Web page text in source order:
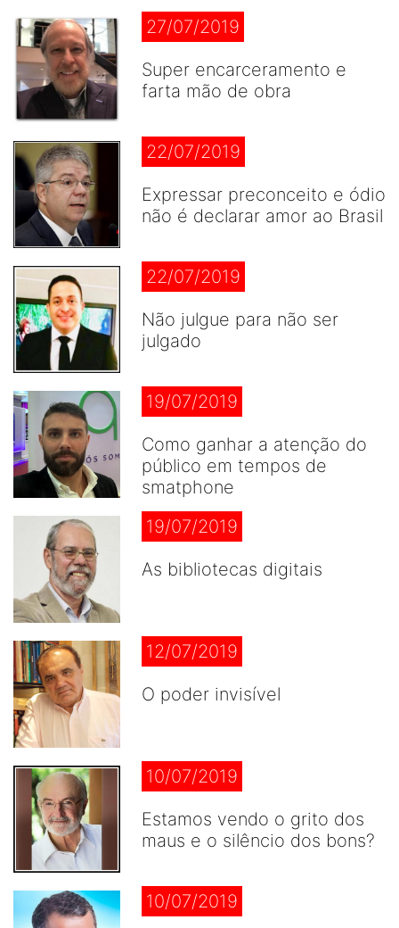
27/07/2019
Super encarceramento e
farta mão de obra
22/07/2019
Expressar preconceito e ódio
não é declarar amor ao Brasil
22/07/2019
Não julgue para não ser
julgado
19/07/2019
Como ganhar a atenção do
público em tempos de
smatphone
19/07/2019
As bibliotecas digitais
12/07/2019
O poder invisível
10/07/2019
Estamos vendo o grito dos
maus e o silêncio dos bons?
10/07/2019